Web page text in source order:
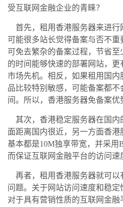
受互联网金融企业的青睐？
首先，租用香港服务器来进行
可能很多站长觉得备案与否不
可免去繁杂的备案过程，节省
的时间能够快速的部署网站，
市场先机。相反，如果租用国
品比较特别敏感，可能备案都
间。所以，香港服务器免备案优
其次，香港稳定服务器在国
面距离国内很近，另一方面香港
基本都是10M独享带宽，并采用
而保证互联网金融平台的访问速
再者，租用香港服务器就可
问题。关于网站访问速度和稳
对于具有营销性质的互联网金